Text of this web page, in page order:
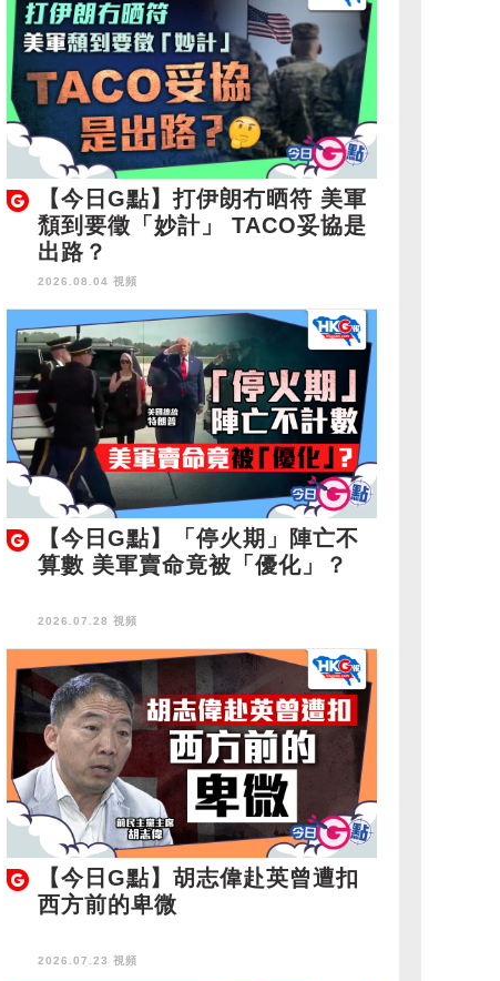
【今日G點】打伊朗冇晒符 美軍
頹到要徵「妙計」 TACO妥協是
出路？
2026.08.04 視頻
【今日G點】「停火期」陣亡不
算數 美軍賣命竟被「優化」？
2026.07.28 視頻
【今日G點】胡志偉赴英曾遭扣
西方前的卑微
2026.07.23 視頻